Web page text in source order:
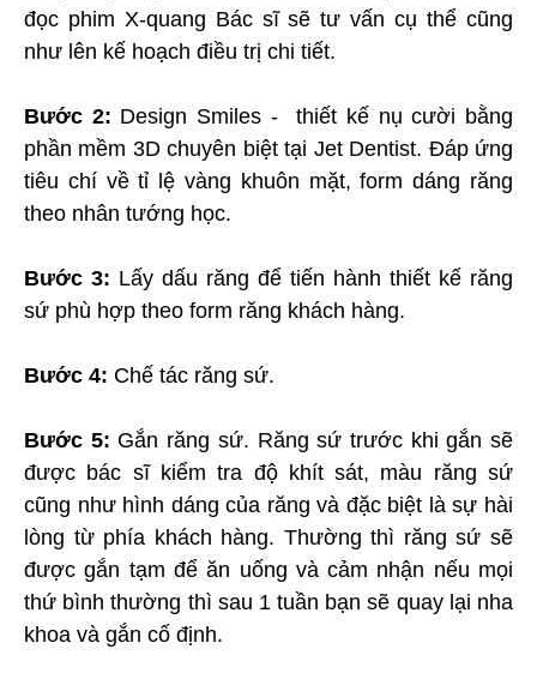
đọc phim X-quang Bác sĩ sẽ tư vấn cụ thể cũng
như lên kế hoạch điều trị chi tiết.
Bước 2: Design Smiles - thiết kế nụ cười bằng
phần mềm 3D chuyên biệt tại Jet Dentist. Đáp ứng
tiêu chí về tỉ lệ vàng khuôn mặt, form dáng răng
theo nhân tướng học.
Bước 3: Lấy dấu răng để tiến hành thiết kế răng
sứ phù hợp theo form răng khách hàng.
Bước 4: Chế tác răng sứ.
Bước 5: Gắn răng sứ. Răng sứ trước khi gắn sẽ
được bác sĩ kiểm tra độ khít sát, màu răng sứ
cũng như hình dáng của răng và đặc biệt là sự hài
lòng từ phía khách hàng. Thường thì răng sứ sẽ
được gắn tạm để ăn uống và cảm nhận nếu mọi
thứ bình thường thì sau 1 tuần bạn sẽ quay lại nha
khoa và gắn cố định.